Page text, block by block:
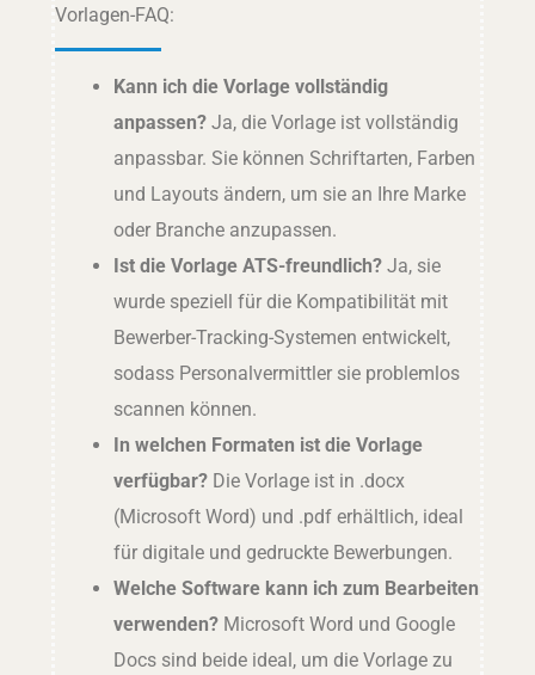
Vorlagen-FAQ:
Kann ich die Vorlage vollständig
anpassen?Ja, die Vorlage ist vollständig
anpassbar. Sie können Schriftarten, Farben
und Layouts ändern, um sie an Ihre Marke
oder Branche anzupassen.
Ist die Vorlage ATS-freundlich?Ja, sie
wurde speziell für die Kompatibilität mit
Bewerber-Tracking-Systemen entwickelt,
sodass Personalvermittler sie problemlos
scannen können.
In welchen Formaten ist die Vorlage
verfügbar?Die Vorlage ist in .docx
(Microsoft Word) und .pdf erhältlich, ideal
für digitale und gedruckte Bewerbungen.
Welche Software kann ich zum Bearbeiten
verwenden?Microsoft Word und Google
Docs sind beide ideal, um die Vorlage zu